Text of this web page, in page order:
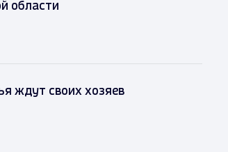
области
ждут своих хозяев